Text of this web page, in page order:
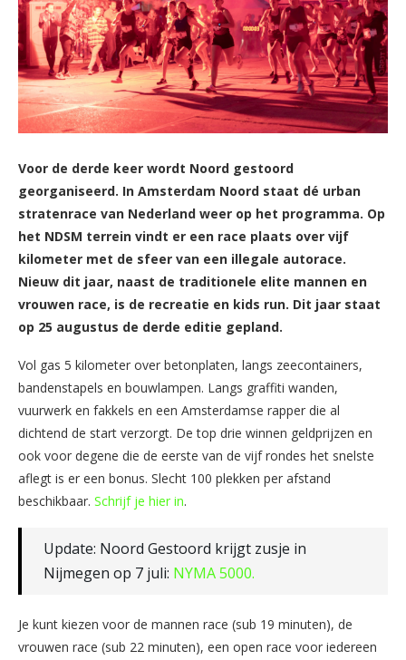
Voor de derde keer wordt Noord gestoord
georganiseerd. In Amsterdam Noord staat dé urban
stratenrace van Nederland weer op het programma. Op
het NDSM terrein vindt er een race plaats over vijf
kilometer met de sfeer van een illegale autorace.
Nieuw dit jaar, naast de traditionele elite mannen en
vrouwen race, is de recreatie en kids run. Dit jaar staat
op 25 augustus de derde editie gepland.
Vol gas 5 kilometer over betonplaten, langs zeecontainers,
bandenstapels en bouwlampen. Langs graffiti wanden,
vuurwerk en fakkels en een Amsterdamse rapper die al
dichtend de start verzorgt. De top drie winnen geldprijzen en
ook voor degene die de eerste van de vijf rondes het snelste
aflegt is er een bonus. Slecht 100 plekken per afstand
beschikbaar. Schrijf je hier in.
Update: Noord Gestoord krijgt zusje in
Nijmegen op 7 juli: NYMA 5000.
Je kunt kiezen voor de mannen race (sub 19 minuten), de
vrouwen race (sub 22 minuten), een open race voor iedereen